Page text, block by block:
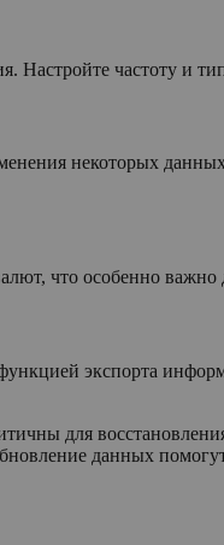
частоту и
некоторых
что особенно важно
экспорта
для
данных